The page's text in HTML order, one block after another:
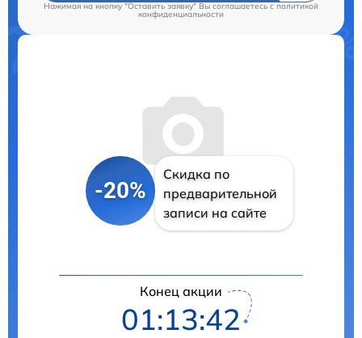
Нажимая на кнопку "Оставить заявку" Вы соглашаетесь cполитикой
конфиденциальности
-20%
Скидка по
предварительной
записи на сайте
Конец акции
01:13:41